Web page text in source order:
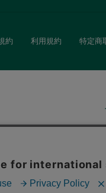
約 利用規約 特定商
また、ギフトセット
「ソーシャ